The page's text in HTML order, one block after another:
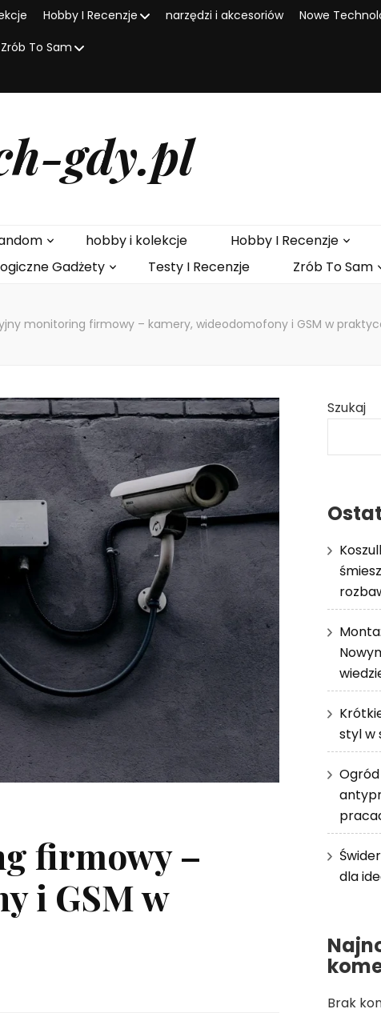
Hobby I Recenzje narzędzi i akcesoriów
Nowe
Zrób To Sam
gdy.pl
hobby i kolekcje Hobby I Recenzje
Gadżety Testy I Recenzje Zrób To Sam
monitoring firmowy – kamery, wideodomofony i GSM w
firmowy –
i GSM w
Szukaj
styl w
dla
Brak